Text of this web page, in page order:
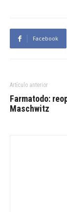
Facebook
Artículo anterior
Farmatodo:
Maschwitz